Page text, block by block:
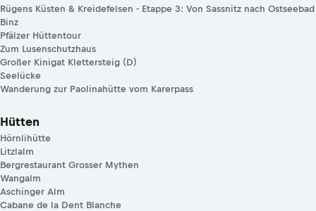
Rügens Küsten & Kreidefelsen - Etappe 3: Von Sassnitz nach Ostseebad
Binz
Pfälzer Hüttentour
Zum Lusenschutzhaus
Großer Kinigat Klettersteig (D)
Seelücke
Wanderung zur Paolinahütte vom Karerpass
Hütten
Hörnlihütte
Litzlalm
Bergrestaurant Grosser Mythen
Wangalm
Aschinger Alm
Cabane de la Dent Blanche